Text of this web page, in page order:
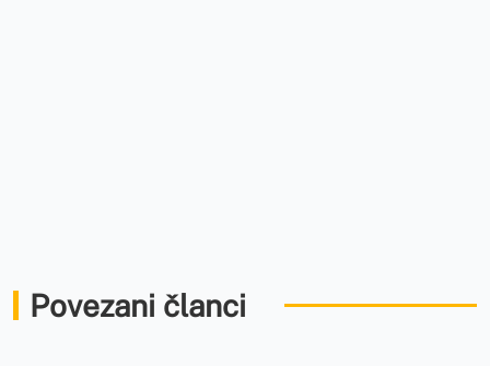
Povezani članci